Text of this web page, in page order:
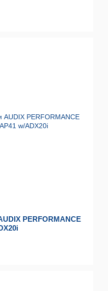
PERFORMANCE